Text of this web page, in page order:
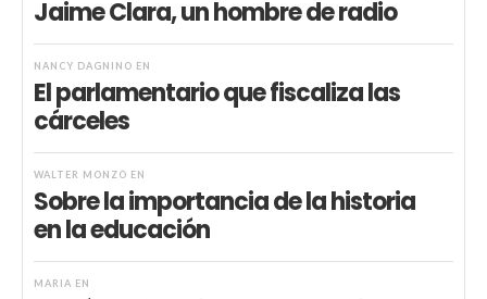
Jaime Clara, un hombre de radio
NANCY DAGNINO EN
El parlamentario que fiscaliza las
cárceles
WALTER MONZÓ EN
Sobre la importancia de la historia
en la educación
MARIA EN